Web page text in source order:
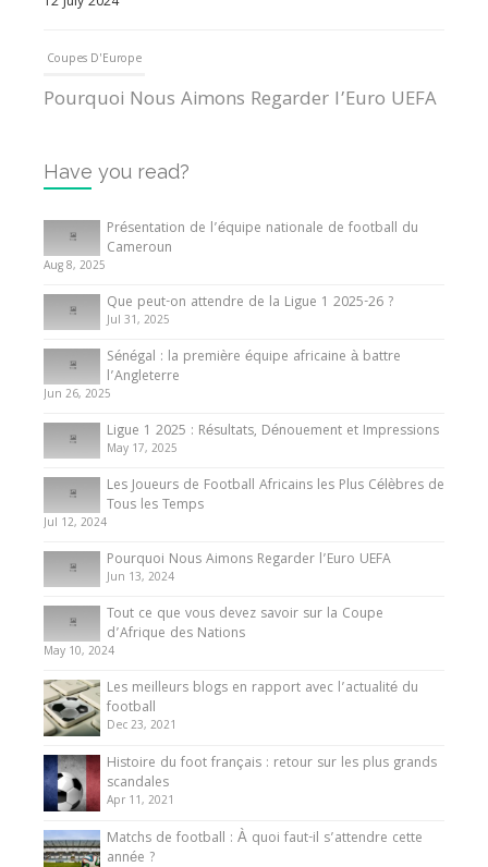
Coupes D'Europe
Pourquoi Nous Aimons Regarder l’Euro UEFA
Internationales
Tout ce que vous devez savoir sur la Coupe
d’Afrique des Nations
10 May 2024
Internationales
Présentation de l’équipe nationale de football
du Cameroun
8 August 2025
Have you read?
Présentation de l’équipe nationale de football du
Cameroun
Aug 8, 2025
Que peut-on attendre de la Ligue 1 2025-26 ?
Jul 31, 2025
Sénégal : la première équipe africaine à battre
l’Angleterre
Jun 26, 2025
Ligue 1 2025 : Résultats, Dénouement et Impressions
May 17, 2025
Les Joueurs de Football Africains les Plus Célèbres de
Tous les Temps
Jul 12, 2024
Pourquoi Nous Aimons Regarder l’Euro UEFA
Jun 13, 2024
Tout ce que vous devez savoir sur la Coupe
d’Afrique des Nations
May 10, 2024
Les meilleurs blogs en rapport avec l’actualité du
football
Dec 23, 2021
Histoire du foot français : retour sur les plus grands
scandales
Apr 11, 2021
Matchs de football : À quoi faut-il s’attendre cette
année ?